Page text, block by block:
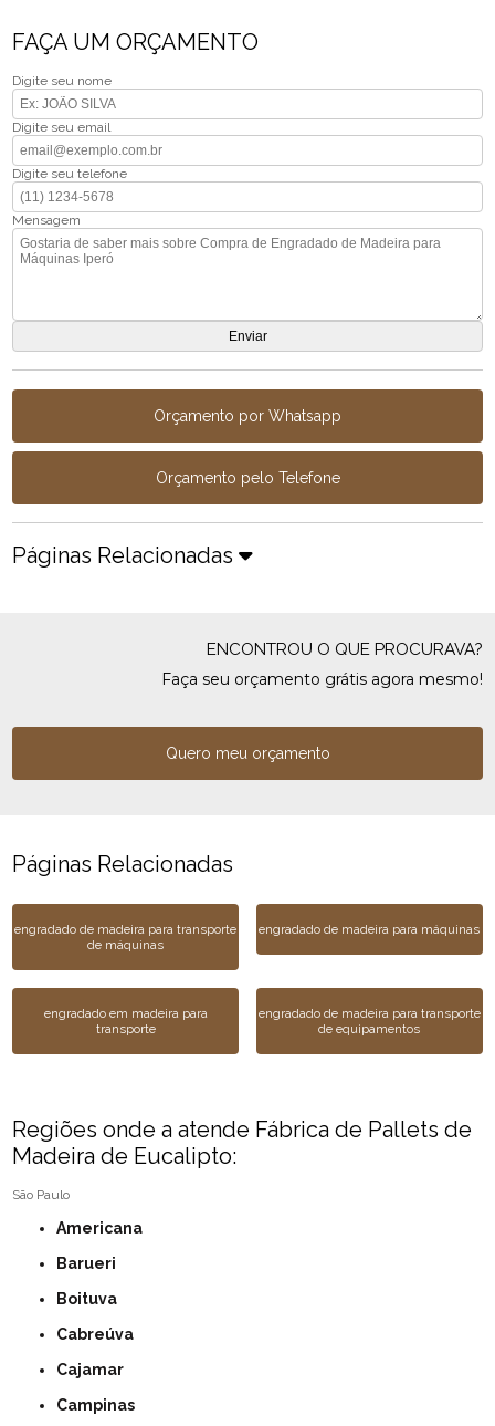
FAÇA UM ORÇAMENTO
Digite seu nome
Digite seu email
Digite seu telefone
Mensagem
Orçamento por Whatsapp
Orçamento pelo Telefone
Páginas Relacionadas
ENCONTROU O QUE PROCURAVA?
Faça seu orçamento grátis agora mesmo!
Quero meu orçamento
Páginas Relacionadas
engradado de madeira para transporte
de máquinas
engradado de madeira para máquinas
engradado em madeira para
transporte
engradado de madeira para transporte
de equipamentos
Regiões onde a atende Fábrica de Pallets de
Madeira de Eucalipto:
São Paulo
Americana
Barueri
Boituva
Cabreúva
Cajamar
Campinas